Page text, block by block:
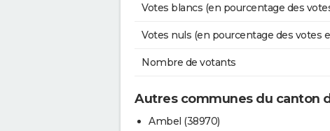
Votes blancs (en pourcentage des
Votes nuls (en pourcentage des votes
Nombre de votants
Autres communes du canton
Ambel (38970)